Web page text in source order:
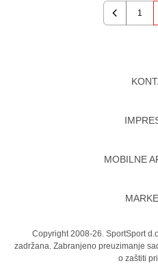
Previous
1
MOBILNE
Copyright 2008-26. SportSport
zadržana. Zabranjeno preuzimanje
o zaštiti